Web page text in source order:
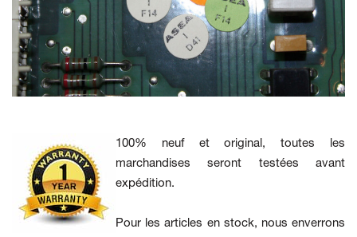
100% neuf et original, toutes les
marchandises seront testées avant
expédition.
Pour les articles en stock, nous enverrons